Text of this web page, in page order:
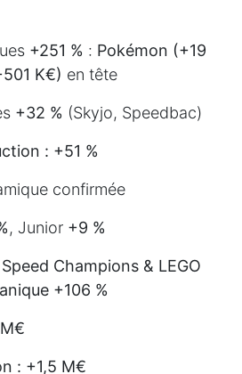
+251 % : Pokémon (+19
K€) en tête
+32 % (Skyjo, Speedbac)
: +51 %
confirmée
, Junior +9 %
Speed Champions & LEGO
+106 %
: +1,5 M€